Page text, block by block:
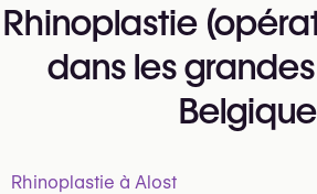
Rhinoplastie
dans les
Belgique
Rhinoplastie à Alost